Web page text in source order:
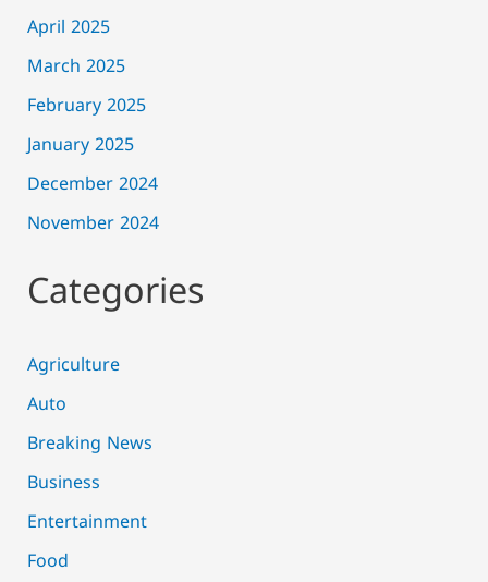
April 2025
March 2025
February 2025
January 2025
December 2024
November 2024
Categories
Agriculture
Auto
Breaking News
Business
Entertainment
Food